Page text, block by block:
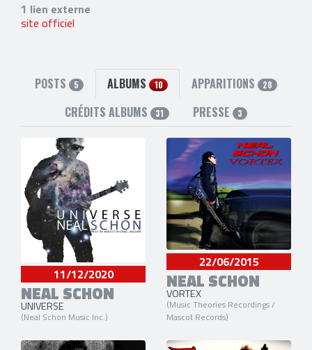
1 lien externe
site officiel
POSTS 5 ALBUMS 10 APPARITIONS 28
CRÉDITS ALBUMS 31 PRESSE 3
11/12/2020
NEAL SCHON
UNIVERSE
(Neal Schon Music Inc.)
22/06/2015
NEAL SCHON
VORTEX
(Music Theories Recordings /
Mascot Records)